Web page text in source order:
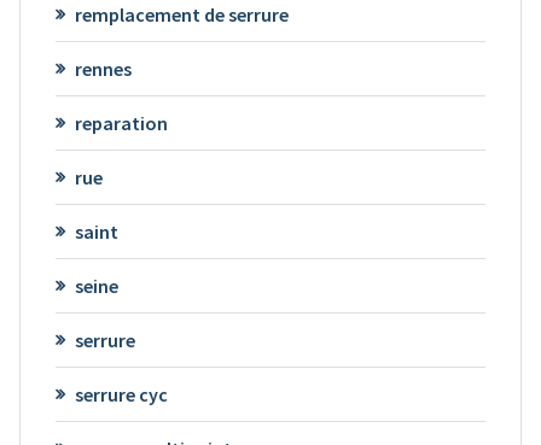
remplacement de serrure
rennes
reparation
rue
saint
seine
serrure
serrure cyc